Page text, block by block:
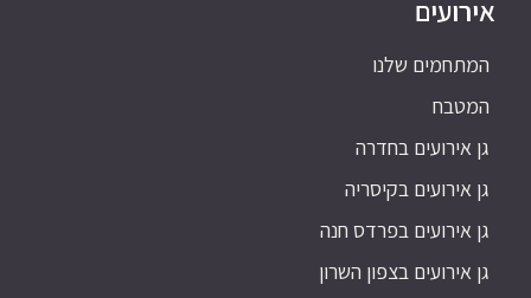
אירועים
המתחמים שלנו
המטבח
גן אירועים בחדרה
גן אירועים בקיסריה
גן אירועים בפרדס חנה
גן אירועים בצפון השרון